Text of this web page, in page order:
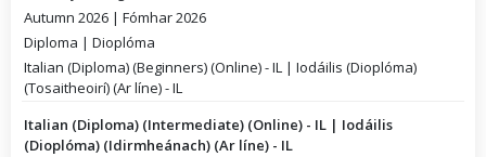
Autumn 2026 | Fómhar 2026
Diploma | Dioplóma
Italian (Diploma) (Beginners) (Online) - IL | Iodáilis (Dioplóma)
(Tosaitheoirí) (Ar líne) - IL
Italian (Diploma) (Intermediate) (Online) - IL | Iodáilis
(Dioplóma) (Idirmheánach) (Ar líne) - IL